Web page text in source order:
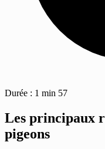
Durée : 1 min 57
Les principaux
pigeons